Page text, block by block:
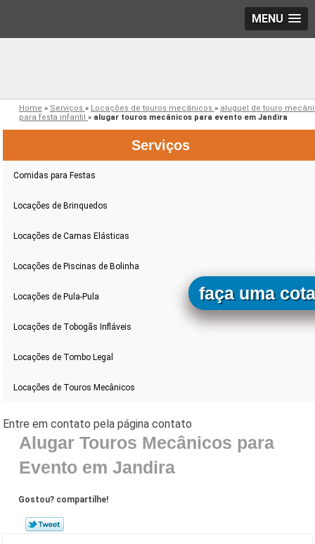
MENU
Home » Serviços » Locações de touros mecânicos » aluguel de touro
para festa infantil » alugar touros mecânicos para evento em Jandira
Serviços
Comidas para Festas
Locações de Brinquedos
Locações de Camas Elásticas
Locações de Piscinas de Bolinha
Locações de Pula-Pula
Locações de Tobogãs Infláveis
Locações de Tombo Legal
Locações de Touros Mecânicos
Alugar Touros Mecânicos para
Evento em Jandira
Gostou? compartilhe!
faça uma